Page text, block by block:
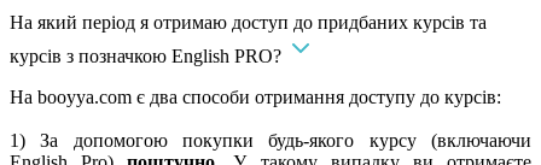
На який період я отримаю доступ до придбаних курсів та
курсів з позначкою English PRO?
На booyya.com є два способи отримання доступу до курсів:
1) За допомогою покупки будь-якого курсу (включаючи